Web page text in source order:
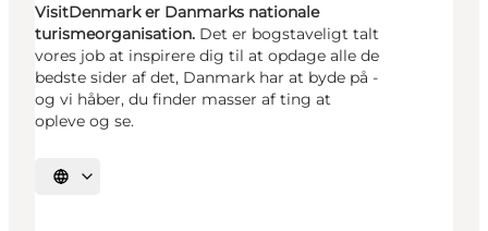
VisitDenmark er Danmarks nationale
turismeorganisation. Det er bogstaveligt talt
vores job at inspirere dig til at opdage alle de
bedste sider af det, Danmark har at byde på -
og vi håber, du finder masser af ting at
opleve og se.
Vælg sprog